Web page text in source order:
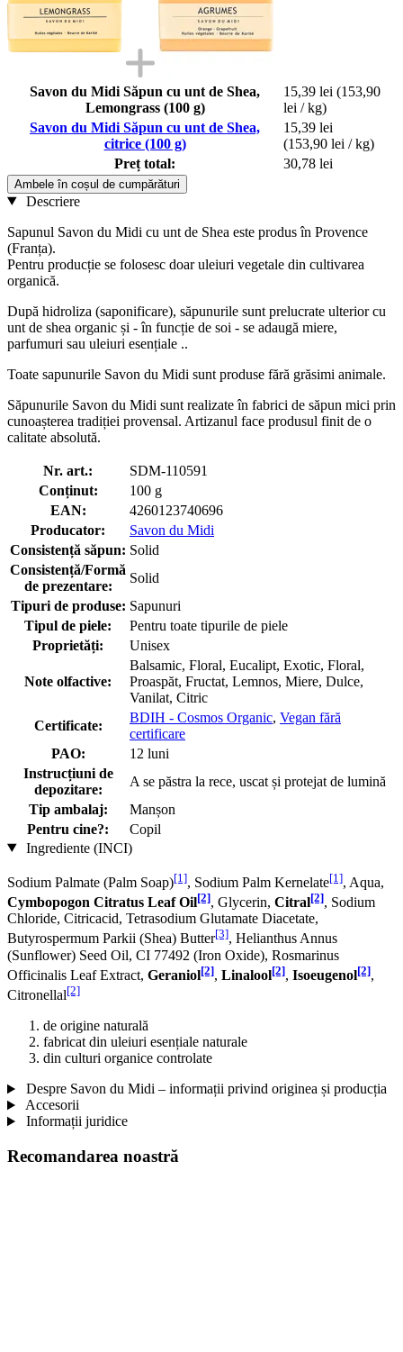
Savon du Midi Săpun cu unt de Shea,
Lemongrass (100 g)
15,39 lei (153,90
lei / kg)
Savon du Midi Săpun cu unt de Shea,
citrice (100 g)
15,39 lei
(153,90 lei / kg)
Preț total:
30,78 lei
Ambele în coșul de cumpărături
Descriere
Sapunul Savon du Midi cu unt de Shea este produs în Provence
(Franța).
Pentru producție se folosesc doar uleiuri vegetale din cultivarea
organică.
După hidroliza (saponificare), săpunurile sunt prelucrate ulterior cu
unt de shea organic și - în funcție de soi - se adaugă miere,
parfumuri sau uleiuri esențiale ..
Toate sapunurile Savon du Midi sunt produse fără grăsimi animale.
Săpunurile Savon du Midi sunt realizate în fabrici de săpun mici prin
cunoașterea tradiției provensal. Artizanul face produsul finit de o
calitate absolută.
Nr. art.:
SDM-110591
Conținut:
100 g
EAN:
4260123740696
Producator:
Savon du Midi
Consistență săpun: Solid
Consistență/Formă
de prezentare:
Solid
Tipuri de produse: Sapunuri
Tipul de piele:
Pentru toate tipurile de piele
Proprietăți:
Unisex
Note olfactive:
Balsamic, Floral, Eucalipt, Exotic, Floral,
Proaspăt, Fructat, Lemnos, Miere, Dulce,
Vanilat, Citric
Certificate:
BDIH - Cosmos Organic, Vegan fără
certificare
PAO:
12 luni
Instrucțiuni de
depozitare:
A se păstra la rece, uscat și protejat de lumină
Tip ambalaj:
Manșon
Pentru cine?:
Copil
Ingrediente (INCI)
Sodium Palmate (Palm Soap)[1], Sodium Palm Kernelate[1], Aqua,
Cymbopogon Citratus Leaf Oil[2], Glycerin, Citral[2], Sodium
Chloride, Citricacid, Tetrasodium Glutamate Diacetate,
Butyrospermum Parkii (Shea) Butter[3], Helianthus Annus
(Sunflower) Seed Oil, CI 77492 (Iron Oxide), Rosmarinus
Officinalis Leaf Extract, Geraniol[2], Linalool[2], Isoeugenol[2],
Citronellal[2]
de origine naturală
fabricat din uleiuri esențiale naturale
din culturi organice controlate
Despre Savon du Midi – informații privind originea și producția
Accesorii
Informații juridice
Recomandarea noastră